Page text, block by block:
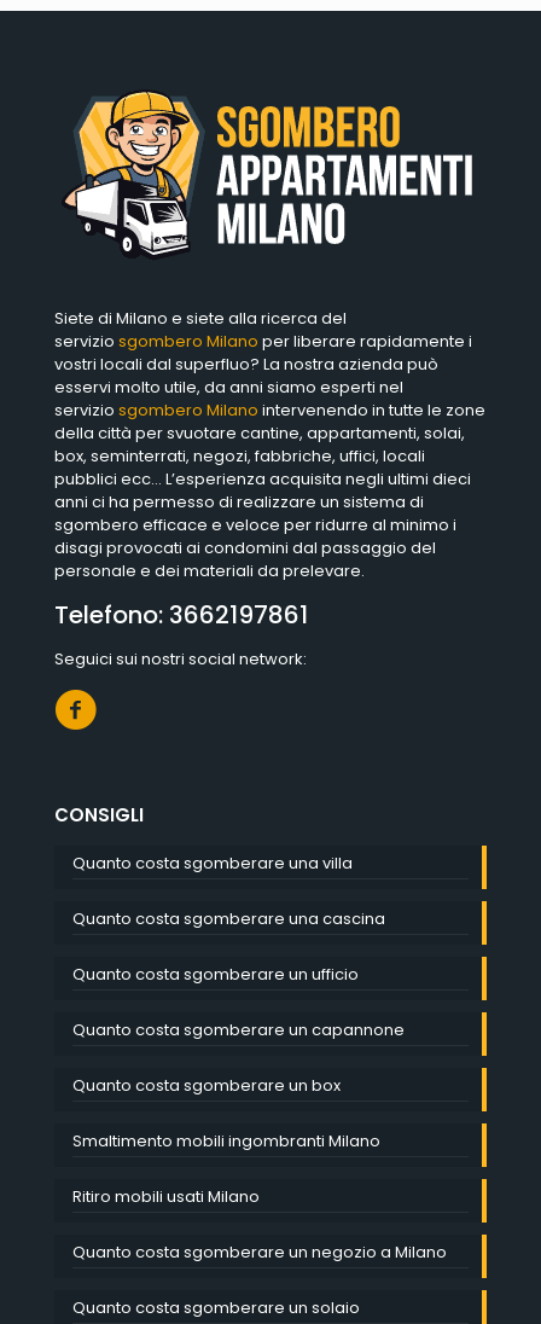
Siete di Milano e siete alla ricerca del
servizio sgombero Milano per liberare rapidamente i
vostri locali dal superfluo? La nostra azienda può
esservi molto utile, da anni siamo esperti nel
servizio sgombero Milano intervenendo in tutte le zone
della città per svuotare cantine, appartamenti, solai,
box, seminterrati, negozi, fabbriche, uffici, locali
pubblici ecc… L’esperienza acquisita negli ultimi dieci
anni ci ha permesso di realizzare un sistema di
sgombero efficace e veloce per ridurre al minimo i
disagi provocati ai condomini dal passaggio del
personale e dei materiali da prelevare.
Telefono: 3662197861
Seguici sui nostri social network:
CONSIGLI
Quanto costa sgomberare una villa
Quanto costa sgomberare una cascina
Quanto costa sgomberare un ufficio
Quanto costa sgomberare un capannone
Quanto costa sgomberare un box
Smaltimento mobili ingombranti Milano
Ritiro mobili usati Milano
Quanto costa sgomberare un negozio a Milano
Quanto costa sgomberare un solaio